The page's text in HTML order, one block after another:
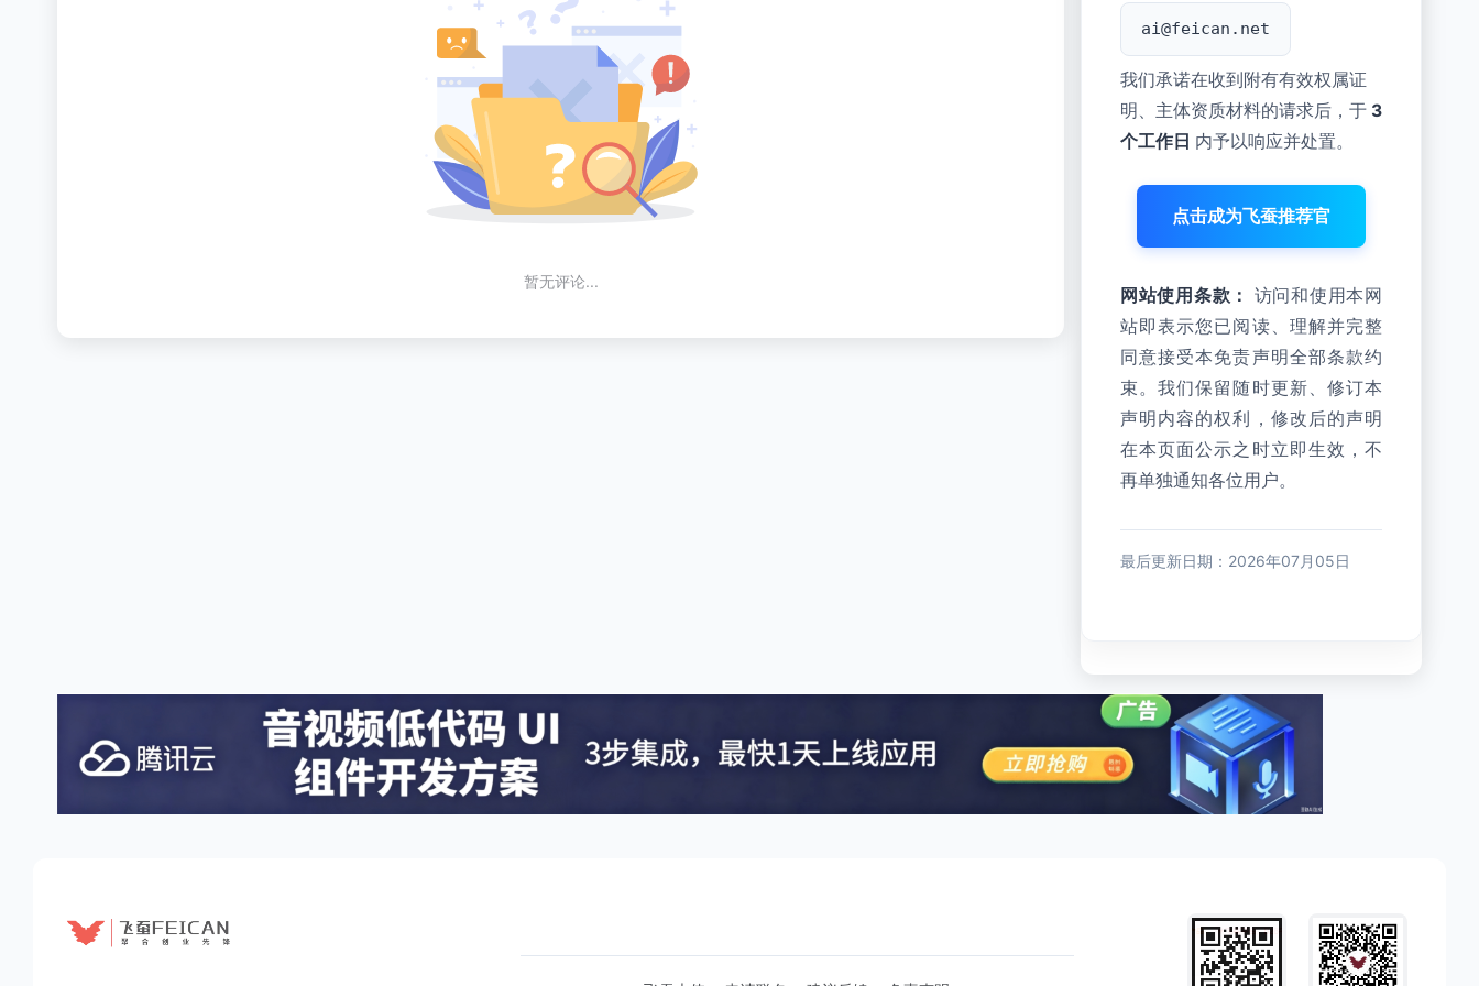
暂无评论...
ai@feican.net
我们承诺在收到附有有效权属证
明、主体资质材料的请求后，于 3
个工作日 内予以响应并处置。
点击成为飞蚕推荐官
网站使用条款：
访问和使用本网
站即表示您已阅读、理解并完整
同意接受本免责声明全部条款约
束。我们保留随时更新、修订本
声明内容的权利，修改后的声明
在本页面公示之时立即生效，不
再单独通知各位用户。
最后更新日期：2026年07月05日